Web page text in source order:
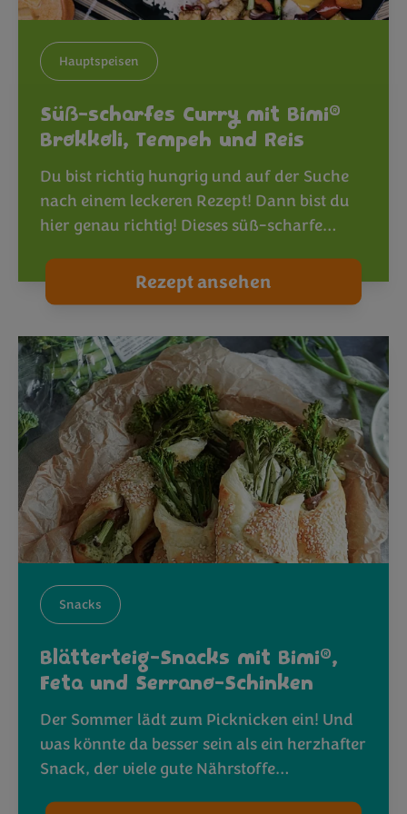
Hauptspeisen
Süß-scharfes Curry mit Bimi®
Brokkoli, Tempeh und Reis
Du bist richtig hungrig und auf der Suche
nach einem leckeren Rezept! Dann bist du
hier genau richtig! Dieses süß-scharfe…
Rezept ansehen
Snacks
Blätterteig-Snacks mit Bimi®,
Feta und Serrano-Schinken
Der Sommer lädt zum Picknicken ein! Und
was könnte da besser sein als ein herzhafter
Snack, der viele gute Nährstoffe…